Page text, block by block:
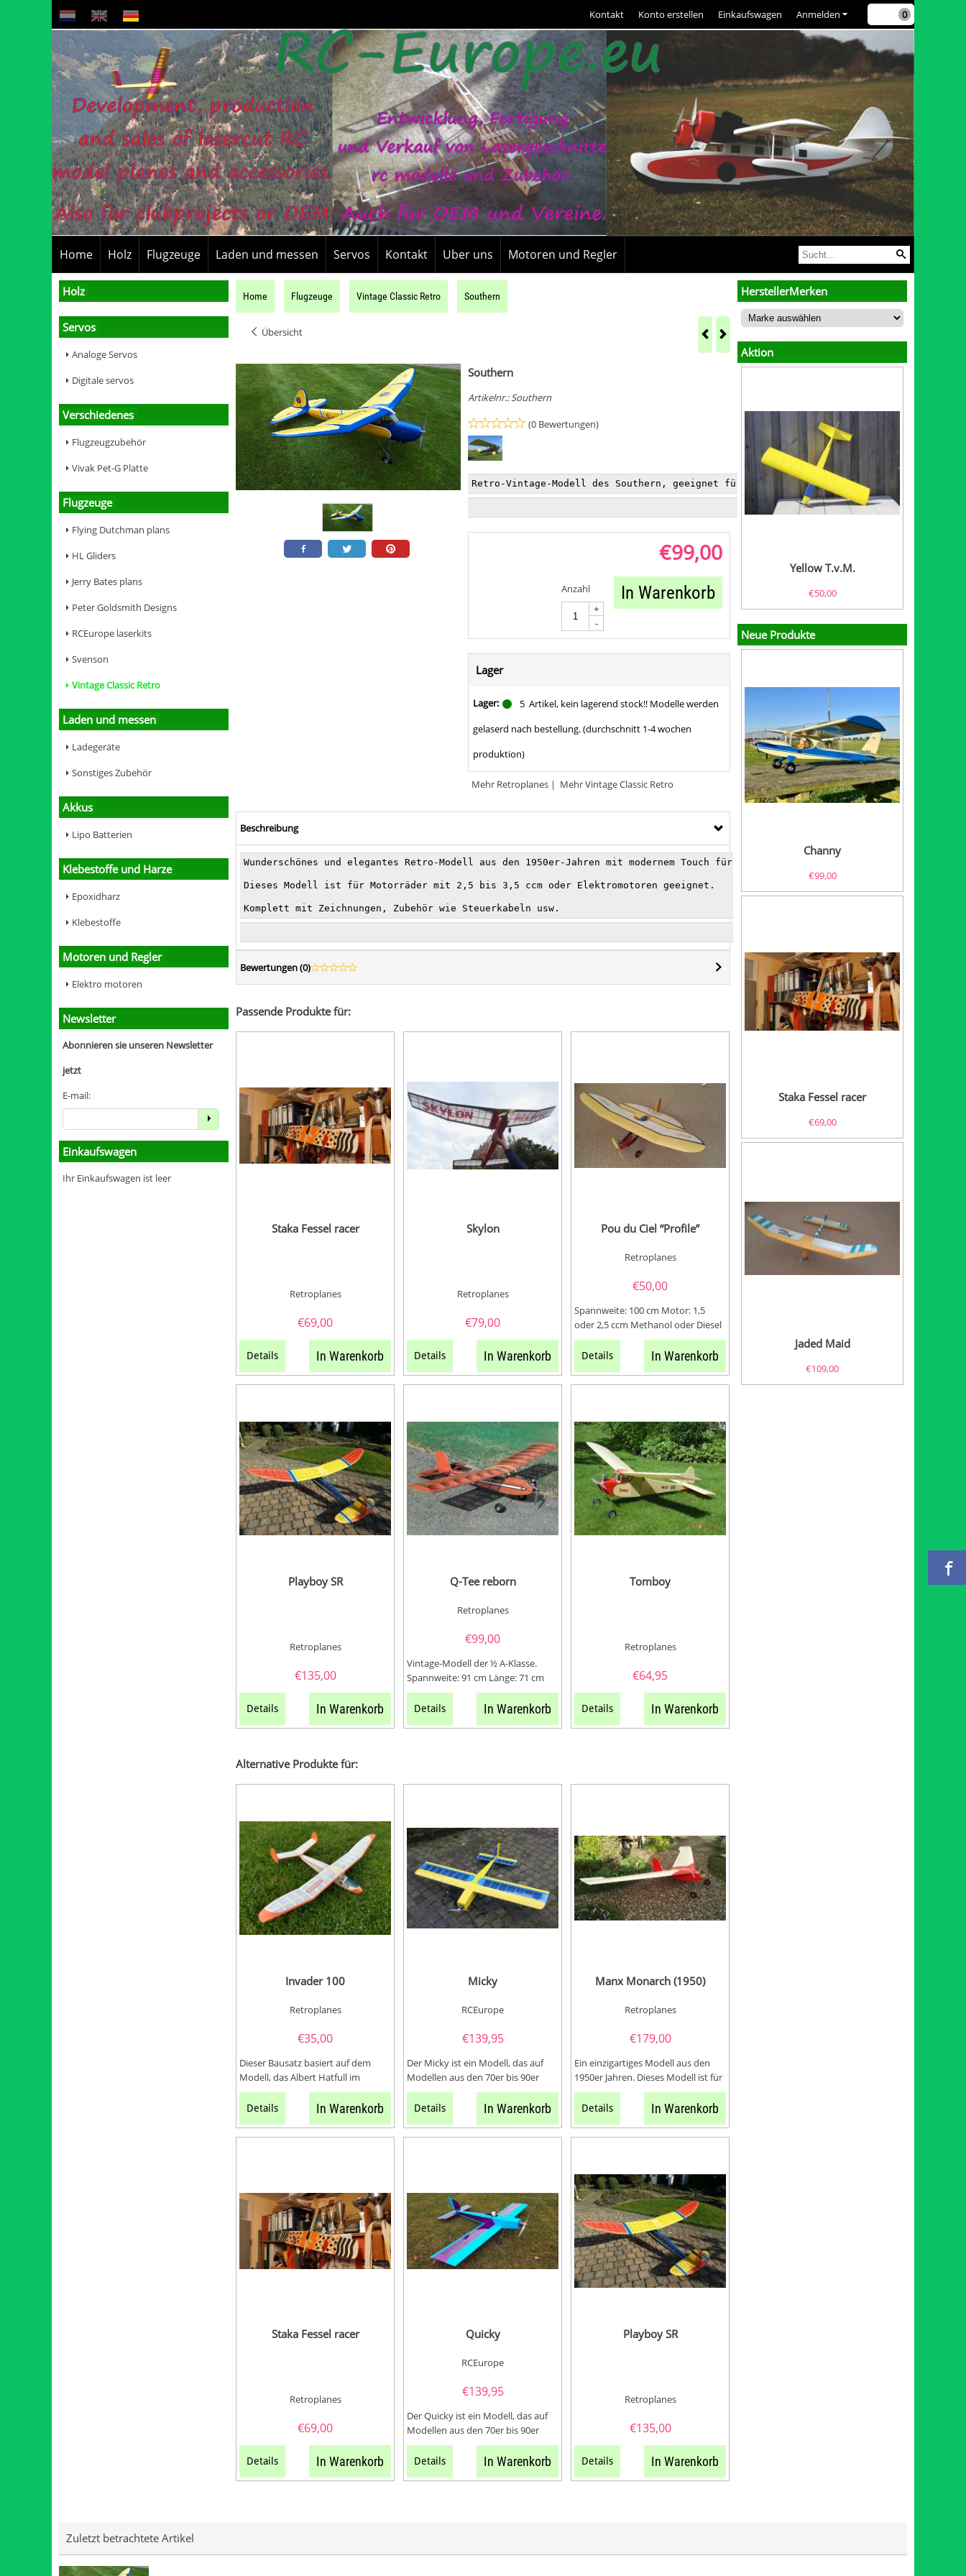
0
Anmelden
Kontakt Konto erstellen Einkaufswagen
Home Holz Flugzeuge Laden und messen Servos Kontakt Uber uns Motoren und Regler
Holz
Servos
Analoge Servos
Digitale servos
Verschiedenes
Flugzeugzubehör
Vivak Pet-G Platte
Flugzeuge
Flying Dutchman plans
HL Gliders
Jerry Bates plans
Peter Goldsmith Designs
RCEurope laserkits
Svenson
Vintage Classic Retro
Laden und messen
Ladegeräte
Sonstiges Zubehör
Akkus
Lipo Batterien
Klebestoffe und Harze
Epoxidharz
Klebestoffe
Motoren und Regler
Elektro motoren
Newsletter
Abonnieren sie unseren Newsletter
jetzt
E-mail:
Einkaufswagen
Ihr Einkaufswagen ist leer
Home Flugzeuge Vintage Classic Retro Southern
Übersicht
Southern
Artikelnr.:Southern
(0 Bewertungen)
Retro-Vintage-Modell des Southern, geeignet für 2,5-cm³- bis 3,5-cm³-Methanol- oder
€99,00
Anzahl
+
-
In Warenkorb
Lager
Lager: 5 Artikel, kein lagerend stock!! Modelle werden
gelaserd nach bestellung. (durchschnitt 1-4 wochen
produktion)
Mehr Retroplanes | Mehr Vintage Classic Retro
Beschreibung
Wunderschönes und elegantes Retro-Modell aus den 1950er-Jahren mit modernem Touch für eine elegante Konstruktion.
Dieses Modell ist für Motorräder mit 2,5 bis 3,5 ccm oder Elektromotoren geeignet.
Komplett mit Zeichnungen, Zubehör wie Steuerkabeln usw.
Bewertungen (0)
Passende Produkte für:
Staka Fessel racer
Retroplanes
€69,00
Details In Warenkorb
Skylon
Retroplanes
€79,00
Details In Warenkorb
Pou du Ciel “Profile”
Retroplanes
€50,00
Spannweite: 100 cm Motor: 1,5
oder 2,5 ccm Methanol oder Diesel
Details In Warenkorb
Playboy SR
Retroplanes
€135,00
Details In Warenkorb
Q-Tee reborn
Retroplanes
€99,00
Vintage-Modell der ½ A-Klasse.
Spannweite: 91 cm Länge: 71 cm
Motorisierung:...
Details In Warenkorb
Tomboy
Retroplanes
€64,95
Details In Warenkorb
Alternative Produkte für:
Invader 100
Retroplanes
€35,00
Dieser Bausatz basiert auf dem
Modell, das Albert Hatfull im
Zweiten Weltkrieg entworfen...
Details In Warenkorb
Micky
RCEurope
€139,95
Der Micky ist ein Modell, das auf
Modellen aus den 70er bis 90er
Jahren basiert ist, die sich als...
Details In Warenkorb
Manx Monarch (1950)
Retroplanes
€179,00
Ein einzigartiges Modell aus den
1950er Jahren. Dieses Modell ist für
erfahrene Konstrukteure...
Details In Warenkorb
Staka Fessel racer
Retroplanes
€69,00
Details In Warenkorb
Quicky
RCEurope
€139,95
Der Quicky ist ein Modell, das auf
Modellen aus den 70er bis 90er
Jahren basiert ist, die sich als...
Details In Warenkorb
Playboy SR
Retroplanes
€135,00
Details In Warenkorb
HerstellerMerken
Aktion
Yellow T.v.M.
€50,00
Neue Produkte
Channy
€99,00
Staka Fessel racer
€69,00
Jaded Maid
€109,00
Zuletzt betrachtete Artikel